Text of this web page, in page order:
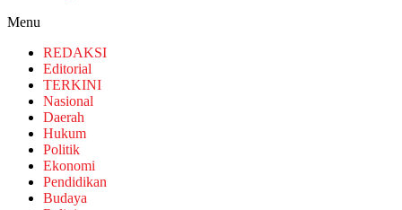
Menu
REDAKSI
Editorial
TERKINI
Nasional
Daerah
Hukum
Politik
Ekonomi
Pendidikan
Budaya